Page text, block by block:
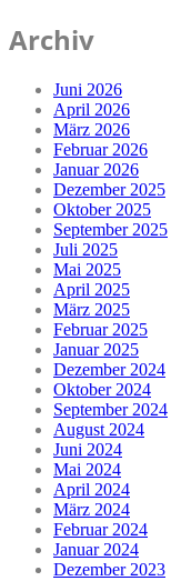
Archiv
Juni 2026
April 2026
März 2026
Februar 2026
Januar 2026
Dezember 2025
Oktober 2025
September 2025
Juli 2025
Mai 2025
April 2025
März 2025
Februar 2025
Januar 2025
Dezember 2024
Oktober 2024
September 2024
August 2024
Juni 2024
Mai 2024
April 2024
März 2024
Februar 2024
Januar 2024
Dezember 2023